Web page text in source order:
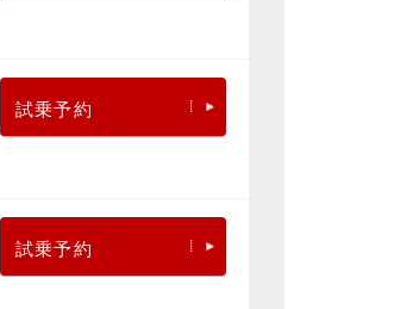
試乗予約
試乗予約